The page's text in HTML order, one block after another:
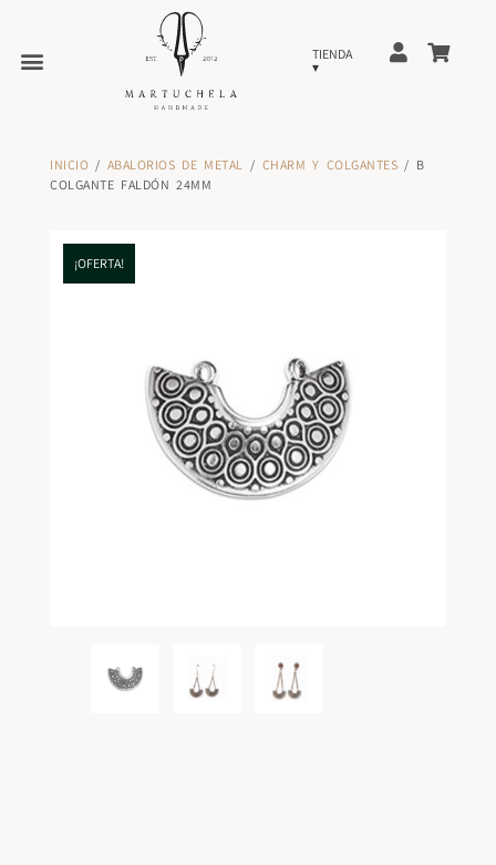
INICIO / ABALORIOS DE METAL / CHARM Y COLGANTES / B
COLGANTE FALDÓN 24MM
¡OFERTA!
¡OFERTA!